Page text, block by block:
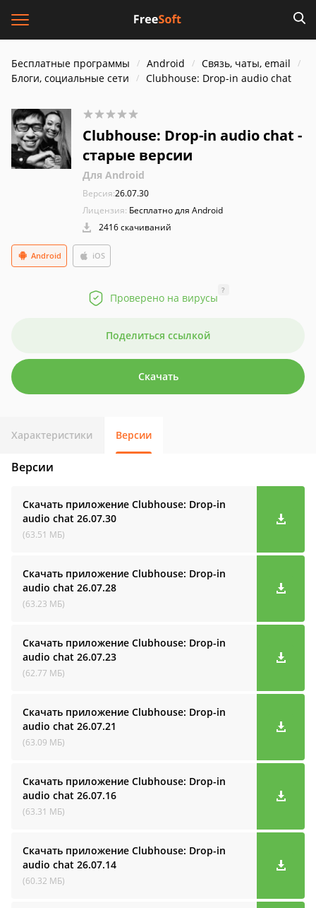
Бесплатные программы Android
Связь, чаты, email
Блоги, социальные сети
Clubhouse: Drop-in audio cha‪t
Clubhouse: Drop-in audio cha‪t -
старые версии
Для Android
Версия:26.07.30
Лицензия: Бесплатно для Android
2416 скачиваний
iOS
Android
Проверено на вирусы
?
Поделиться ссылкой
Скачать
Характеристики Версии
Версии
Скачать приложение Clubhouse: Drop-in
audio cha‪t 26.07.30
(63.51 МБ)
Скачать приложение Clubhouse: Drop-in
audio cha‪t 26.07.28
(63.23 МБ)
Скачать приложение Clubhouse: Drop-in
audio cha‪t 26.07.23
(62.77 МБ)
Скачать приложение Clubhouse: Drop-in
audio cha‪t 26.07.21
(63.09 МБ)
Скачать приложение Clubhouse: Drop-in
audio cha‪t 26.07.16
(63.31 МБ)
Скачать приложение Clubhouse: Drop-in
audio cha‪t 26.07.14
(60.32 МБ)